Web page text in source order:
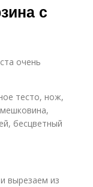
с
очень
тесто, нож,
бесцветный
вырезаем из